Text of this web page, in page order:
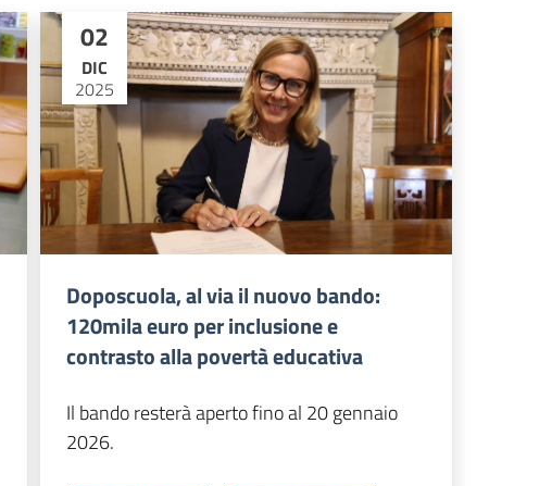
02
DIC
2025
Doposcuola, al via il nuovo bando:
120mila euro per inclusione e
contrasto alla povertà educativa
Il bando resterà aperto fino al 20 gennaio
2026.